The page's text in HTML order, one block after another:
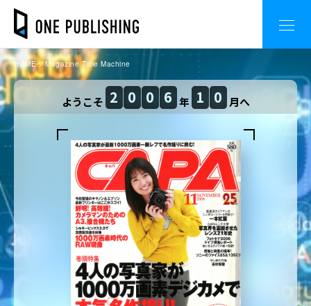
HOME Magazine Time Machine
ようこそ 2 0 0 6 年 1 0 月へ